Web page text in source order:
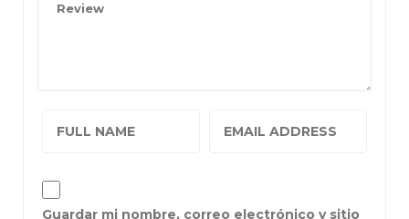
Guardar mi nombre, correo electrónico y sitio